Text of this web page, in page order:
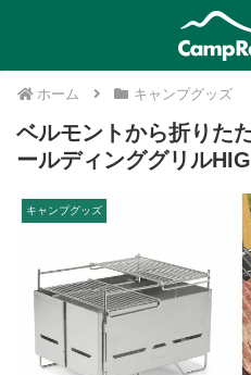
ホーム キャンプグッズ
ベルモントから折りた
ールディンググリル
キャンプグッズ